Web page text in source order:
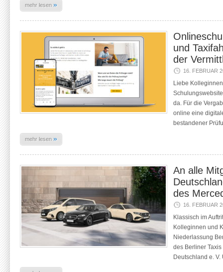
mehr lesen »
und
der
16. FEBRUAR
Liebe
da. Für die
online eine
bestandener
mehr lesen »
An alle
des
16. FEBRUAR
Klassisch im
Kolleginnen und
Niederlassung
des Berliner
Deutschland e. V.